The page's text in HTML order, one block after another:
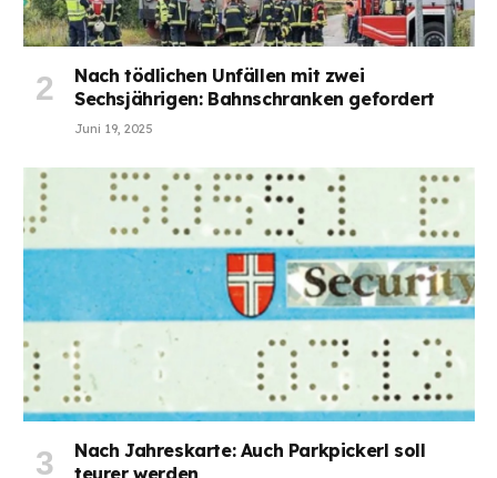
Nach tödlichen Unfällen mit zwei
Sechsjährigen: Bahnschranken gefordert
Juni 19, 2025
Nach Jahreskarte: Auch Parkpickerl soll
teurer werden